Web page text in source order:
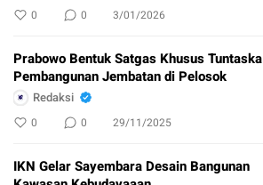
0 0 3/01/2026
Prabowo Bentuk Satgas Khusus Tuntaska
Pembangunan Jembatan di Pelosok
Redaksi
0 0 29/11/2025
IKN Gelar Sayembara Desain Bangunan